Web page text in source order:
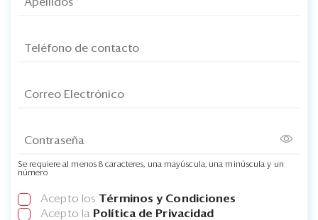
Se requiere al menos 8 caracteres, una mayúscula, una minúscula y un
número
Acepto los Términos y Condiciones
Acepto la Política de Privacidad